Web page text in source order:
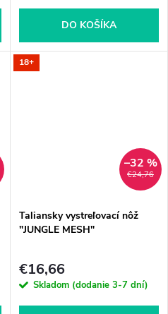
DO KOŠÍKA
18+
€24,76
–32 %
Taliansky vystreľovací nôž
"JUNGLE MESH"
€16,66
Skladom (dodanie 3-7 dní)